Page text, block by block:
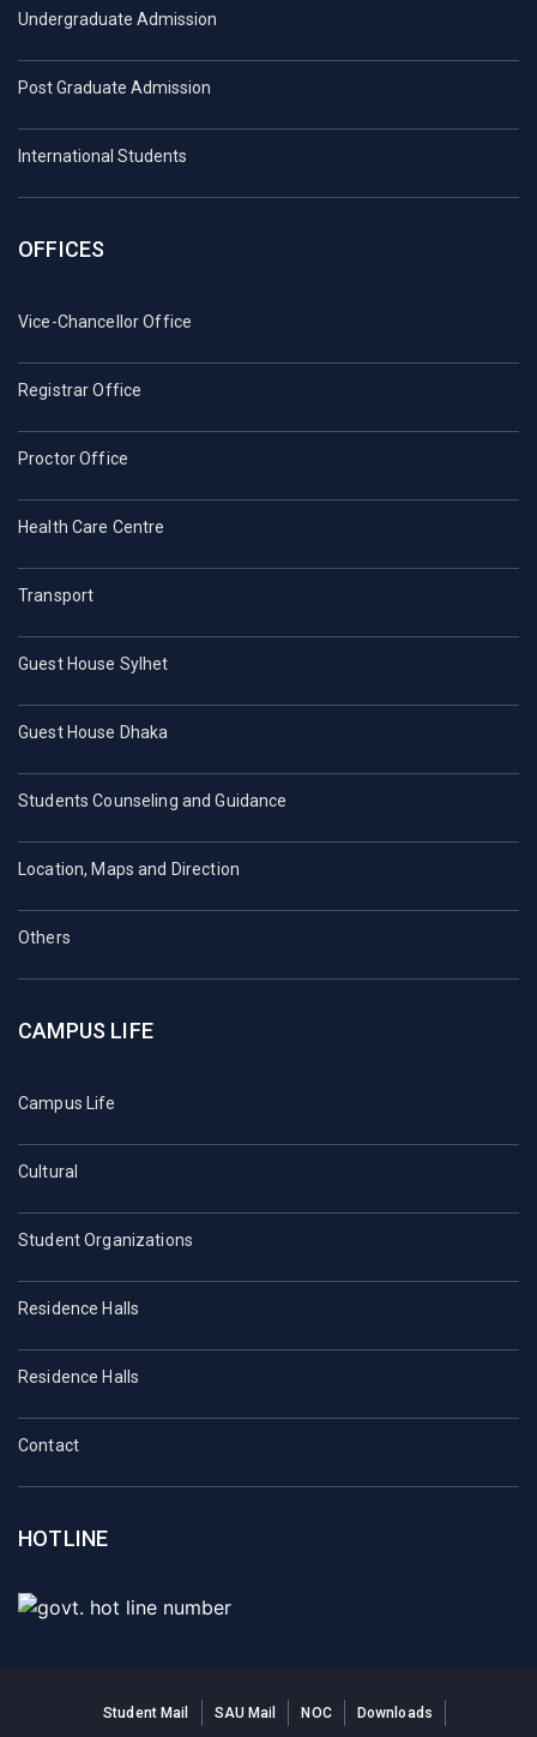
Undergraduate Admission
Post Graduate Admission
International Students
OFFICES
Vice-Chancellor Office
Registrar Office
Proctor Office
Health Care Centre
Transport
Guest House Sylhet
Guest House Dhaka
Students Counseling and Guidance
Location, Maps and Direction
Others
CAMPUS LIFE
Campus Life
Cultural
Student Organizations
Residence Halls
Residence Halls
Contact
HOTLINE
Student Mail SAU Mail NOC Downloads